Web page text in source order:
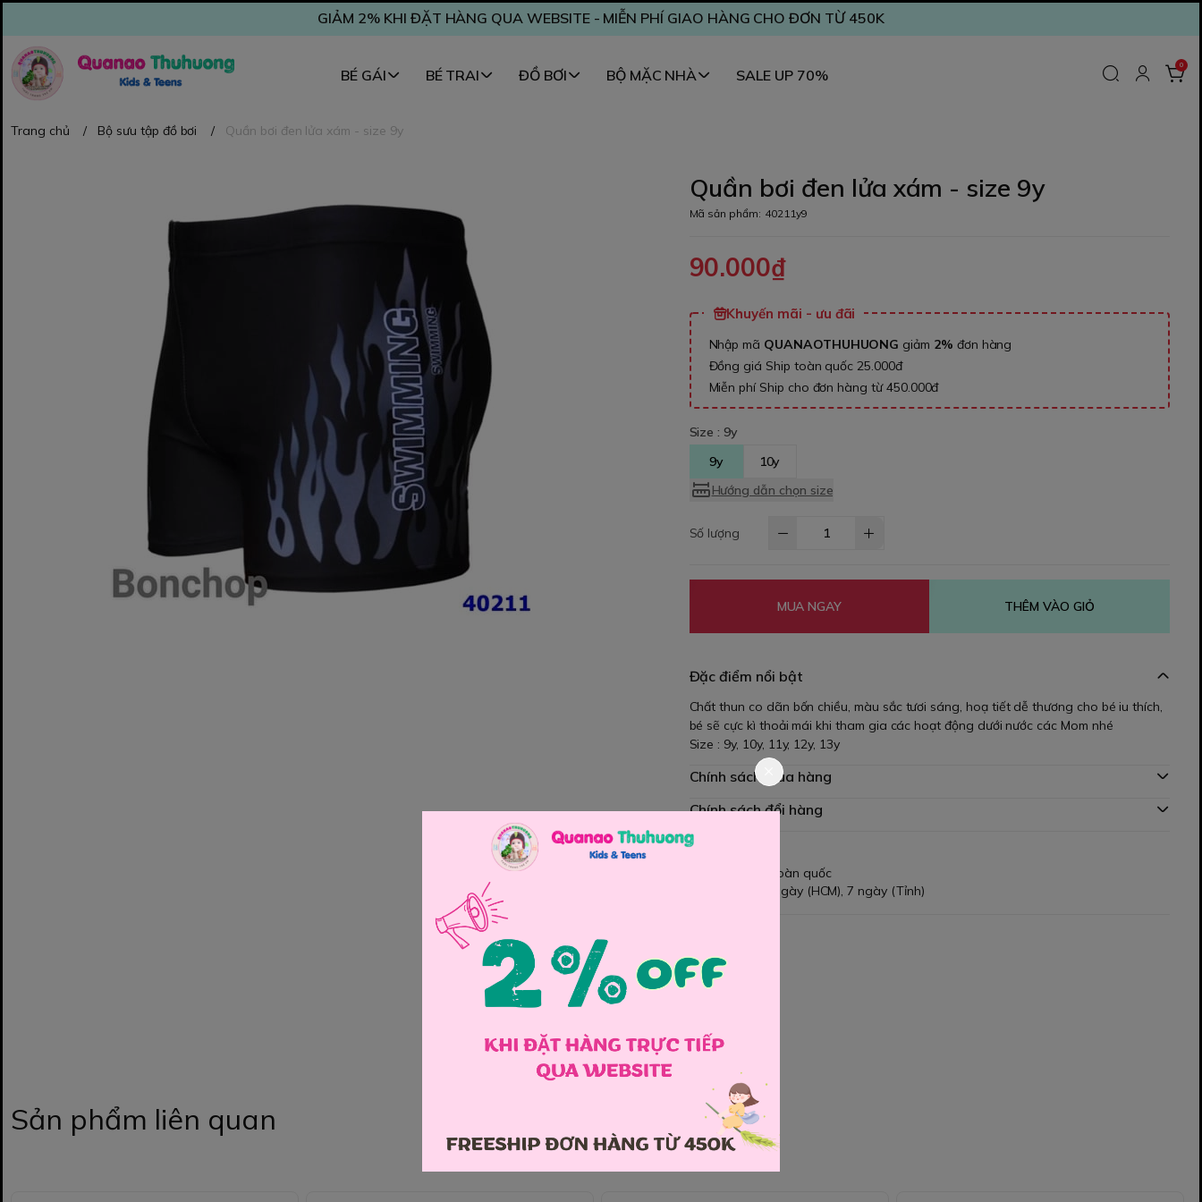
GIẢM 2% KHI ĐẶT HÀNG QUA WEBSITE - MIỄN PHÍ GIAO HÀNG CHO ĐƠN TỪ 450K
BÉ GÁI BÉ TRAI ĐỒ BƠI BỘ MẶC NHÀ SALE UP 70%
0
Trang chủ / Bộ sưu tập đồ bơi / Quần bơi đen lửa xám - size 9y
Quần bơi đen lửa xám - size 9y
Mã sản phẩm: 40211y9
90.000₫
Khuyến mãi - ưu đãi
Nhập mã QUANAOTHUHUONG giảm 2% đơn hàng
Đồng giá Ship toàn quốc 25.000đ
Miễn phí Ship cho đơn hàng từ 450.000đ
Size : 9y
9y
10y
Hướng dẫn chọn size
Số lượng
MUA NGAY THÊM VÀO GIỎ
Đặc điểm nổi bật
Chất thun co dãn bốn chiều, màu sắc tươi sáng, hoạ tiết dễ thương cho bé iu thích,
bé sẽ cực kì thoải mái khi tham gia các hoạt động dưới nước các Mom nhé
Size : 9y, 10y, 11y, 12y, 13y
Chính sách mua hàng
Chính sách đổi hàng
Giao hàng toàn quốc
Đổi hàng 3 ngày (HCM), 7 ngày (Tỉnh)
Sản phẩm liên quan